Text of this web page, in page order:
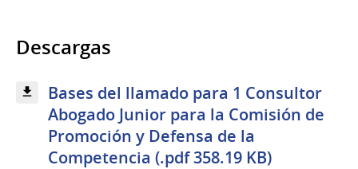
Descargas
Bases del llamado para 1 Consultor
Abogado Junior para la Comisión de
Promoción y Defensa de la
Competencia (.pdf 358.19 KB)